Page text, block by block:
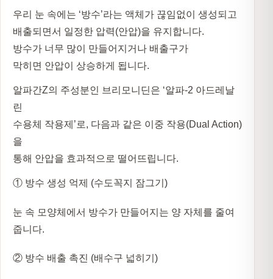
우리 눈 속에는 ‘방수’라는 액체가 끊임없이 생성되고
배출되면서 일정한 압력(안압)을 유지합니다.
방수가 너무 많이 만들어지거나 배출구가
막히면 안압이 상승하게 됩니다.
알파간Z의 주성분인 브리모니딘은 ‘알파-2 아드레날
린
수용체 작용제’로, 다음과 같은 이중 작용(Dual Action)
을
통해 안압을 효과적으로 떨어뜨립니다.
① 방수 생성 억제 (수도꼭지 잠그기)
눈 속 모양체에서 방수가 만들어지는 양 자체를 줄여
줍니다.
② 방수 배출 촉진 (배수구 넓히기)